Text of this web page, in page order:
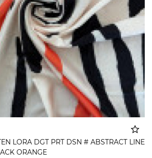
LORA DGT PRT DSN # ABSTRACT LINE
ORANGE